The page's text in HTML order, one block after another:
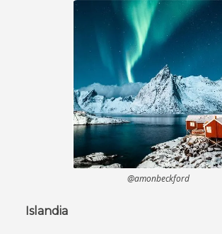
@amonbeckford
Islandia